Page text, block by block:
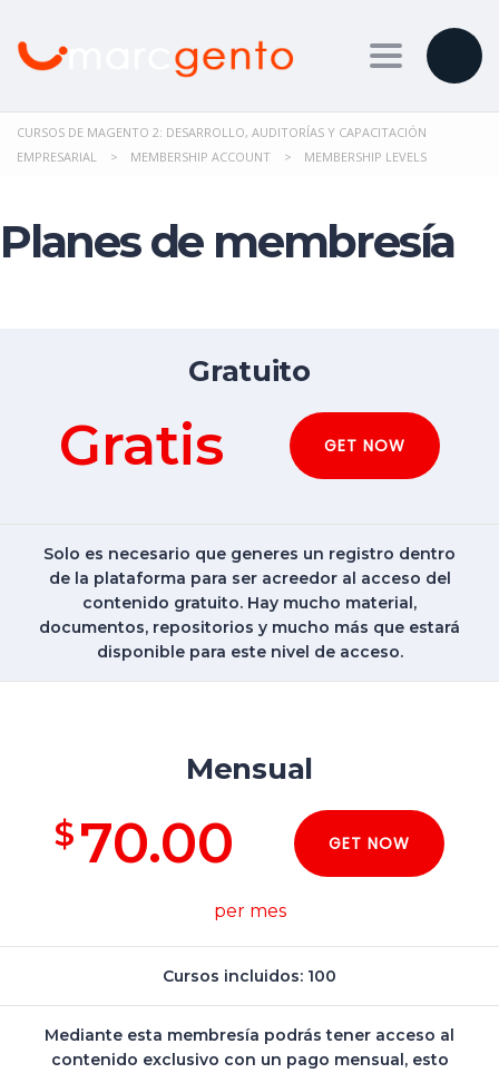
Toggle
CURSOS DE MAGENTO 2: DESARROLLO, AUDITORÍAS Y CAPACITACIÓN
EMPRESARIAL
> MEMBERSHIP ACCOUNT > MEMBERSHIP LEVELS
Planes de membresía
Gratuito
Gratis GET NOW
Solo es necesario que generes un registro dentro
de la plataforma para ser acreedor al acceso del
contenido gratuito. Hay mucho material,
documentos, repositorios y mucho más que estará
disponible para este nivel de acceso.
Mensual
$70.00 GET NOW
per mes
Cursos incluidos: 100
Mediante esta membresía podrás tener acceso al
contenido exclusivo con un pago mensual, esto